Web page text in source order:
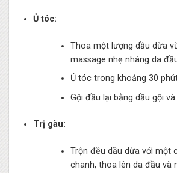
Ủ tóc:
Thoa một lượng dầu dừa
massage nhẹ nhàng da
Ủ tóc trong khoảng 30
Gội đầu lại bằng dầu gội
Trị gàu:
Trộn đều dầu dừa với một
chanh, thoa lên da đầu và